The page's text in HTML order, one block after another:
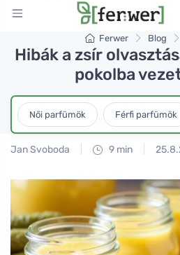
Ferwer Blog
Hibák a zsír
pokolba
Női parfümök Férfi parfümök
Jan Svoboda 9 min